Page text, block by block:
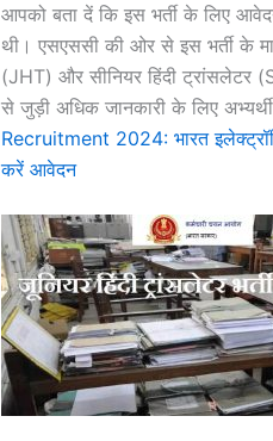
आपको बता दें कि इस भर्ती के लिए
थी। एसएससी की ओर से इस भर्ती के
(JHT) और सीनियर हिंदी ट्रांसलेटर
से जुड़ी अधिक जानकारी के लिए
Recruitment 2024: भारत
करें आवेदन